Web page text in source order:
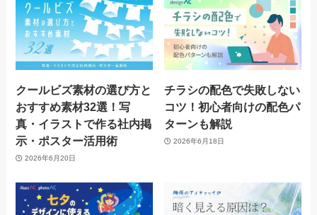
クールビズ素材の選び方と
おすすめ素材32選！写
真・イラストで作る社内掲
示・ポスター活用術
2026年6月20日
チラシの配色で失敗しない
コツ！初心者向けの配色パ
ターンも解説
2026年6月18日